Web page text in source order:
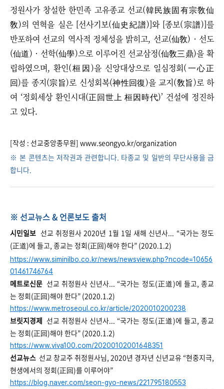
정원사가 창설한 한민족 고유종교 선교(韓民族固有宗敎仙
敎)의 연혁을 실은 [선사기보(仙史紀譜)]와 [종보(宗譜)]를
반포하여 선교의 역사적 정체성을 밝히고, 선교(仙敎) · 선도
(仙道) · 선학(仙學)으로 이루어진 선교삼정(仙敎三鼎)을 확
립하였으며, 환인(桓因)을 신앙대상으로 일심정회(一心正
回)를 종지(宗旨)로 신성회복(神性回復)을 교지(敎旨)로 하
여 ‘정회세상 환인시대(正回世上 桓因時代)’ 건설에 정진하
고 있다.
[작성 : 선교중앙종무원] www.seongyo.kr/organization
※ 본 콘텐츠는 저작권과 관련합니다. 타종교 및 일반의 무단사용을 금
합니다.
※ 선교뉴스 & 언론보도 출처
시민일보 선교 취정원사 2020년 1월 1일 새해 신년사... “국가는 정도
(正道)에 들고, 종교는 정회(正回)해야 한다” (2020.1.2)
https://www.siminilbo.co.kr/news/newsview.php?ncode=10656
01461746764
메트로신문 선교 취정원사 신년사... “국가는 정도(正道)에 들고, 종교
는 정회(正回)해야 한다” (2020.1.2)
https://www.metroseoul.co.kr/article/2020010200238
브릿지경제 선교 취정원사 신년사... “국가는 정도(正道)에 들고, 종교
는 정회(正回)해야 한다” (2020.1.2)
https://www.viva100.com/20200102001648351
선교뉴스 선교 창교주 취정원사님, 2020년 경자년 신년교유 “현중지극,
현생에서의 정회(正回)를 이루어야”
https://blog.naver.com/seon-gyo-news/221795180553